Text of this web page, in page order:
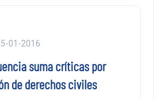
01-2016
suma críticas por
de derechos civiles